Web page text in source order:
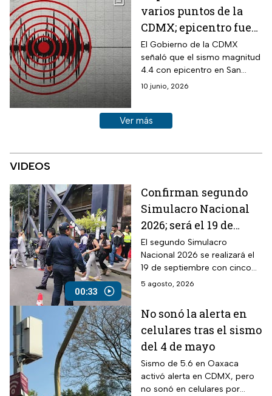
varios puntos de la
CDMX; epicentro fue
en San Marcos,
Guerrero
El Gobierno de la CDMX
señaló que el sismo magnitud
4.4 con epicentro en San
Marcos, Guerrero, se percibió
10 junio, 2026
Ver más historias sobre este tema
Ver más
VIDEOS
00:33
Confirman segundo
Simulacro Nacional
2026; será el 19 de
septiembre y por
primera vez en sábado
El segundo Simulacro
Nacional 2026 se realizará el
19 de septiembre con cinco
hipótesis sísmicas y
5 agosto, 2026
No sonó la alerta en
celulares tras el sismo
del 4 de mayo
Sismo de 5.6 en Oaxaca
activó alerta en CDMX, pero
no sonó en celulares por